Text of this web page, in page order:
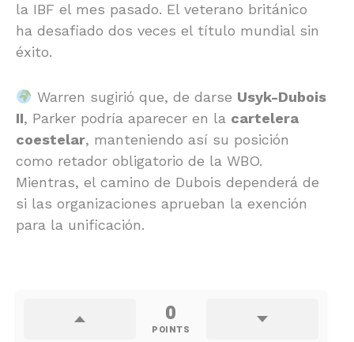
la IBF el mes pasado. El veterano británico
ha desafiado dos veces el título mundial sin
éxito.
Warren sugirió que, de darse Usyk-Dubois
II, Parker podría aparecer en la cartelera
coestelar, manteniendo así su posición
como retador obligatorio de la WBO.
Mientras, el camino de Dubois dependerá de
si las organizaciones aprueban la exención
para la unificación.
0
POINTS